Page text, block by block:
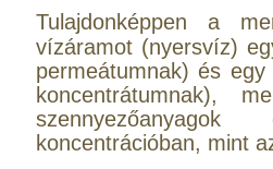
Tulajdonképpen a
vízáramot (nyersvíz)
permeátumnak) és
koncentrátumnak),
koncentrációban, mint